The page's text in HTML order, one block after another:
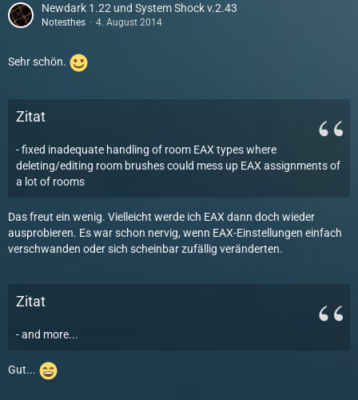
Newdark 1.22 und System Shock v.2.43
Notesthes 4. August 2014
Sehr schön.
Zitat
- fixed inadequate handling of room EAX types where
deleting/editing room brushes could mess up EAX assignments of
a lot of rooms
Das freut ein wenig. Vielleicht werde ich EAX dann doch wieder
ausprobieren. Es war schon nervig, wenn EAX-Einstellungen einfach
verschwanden oder sich scheinbar zufällig veränderten.
Zitat
- and more...
Gut...